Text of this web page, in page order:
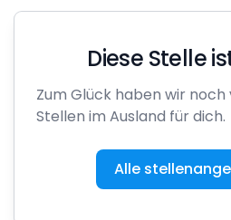
Diese Stelle
Zum Glück haben wir
Stellen im Ausland für dich.
Alle